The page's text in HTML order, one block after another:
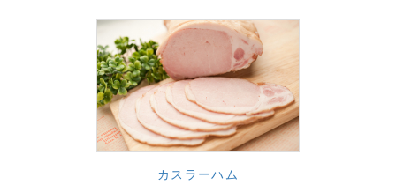
カスラーハム